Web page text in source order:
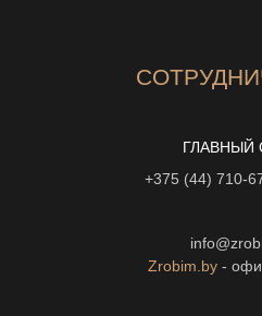
ГЛАВНЫЙ
+375 (44) 710-
Zrobim.by -